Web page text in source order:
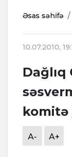
Əsas səhifə
10.07.2010,
Dağlıq
komitə
A- A+